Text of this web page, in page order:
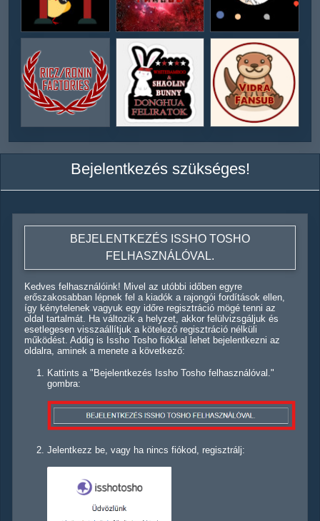
Bejelentkezés szükséges!
BEJELENTKEZÉS ISSHO TOSHO
FELHASZNÁLÓVAL.
Kedves felhasználóink! Mivel az utóbbi időben egyre
erőszakosabban lépnek fel a kiadók a rajongói fordítások ellen,
így kénytelenek vagyuk egy időre regisztráció mögé tenni az
oldal tartalmát. Ha változik a helyzet, akkor felülvizsgáljuk és
esetlegesen visszaállítjuk a kötelező regisztráció nélküli
működést. Addig is Issho Tosho fiókkal lehet bejelentkezni az
oldalra, aminek a menete a következő:
Kattints a "Bejelentkezés Issho Tosho felhasználóval."
gombra:
Jelentkezz be, vagy ha nincs fiókod, regisztrálj: